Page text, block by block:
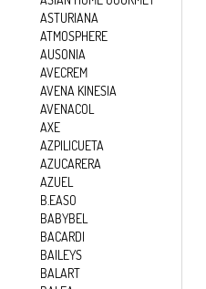
ASTURIANA
ATMOSPHERE
AUSONIA
AVECREM
AVENA KINESIA
AVENACOL
AXE
AZPILICUETA
AZUCARERA
AZUEL
B.EASO
BABYBEL
BACARDI
BAILEYS
BALART